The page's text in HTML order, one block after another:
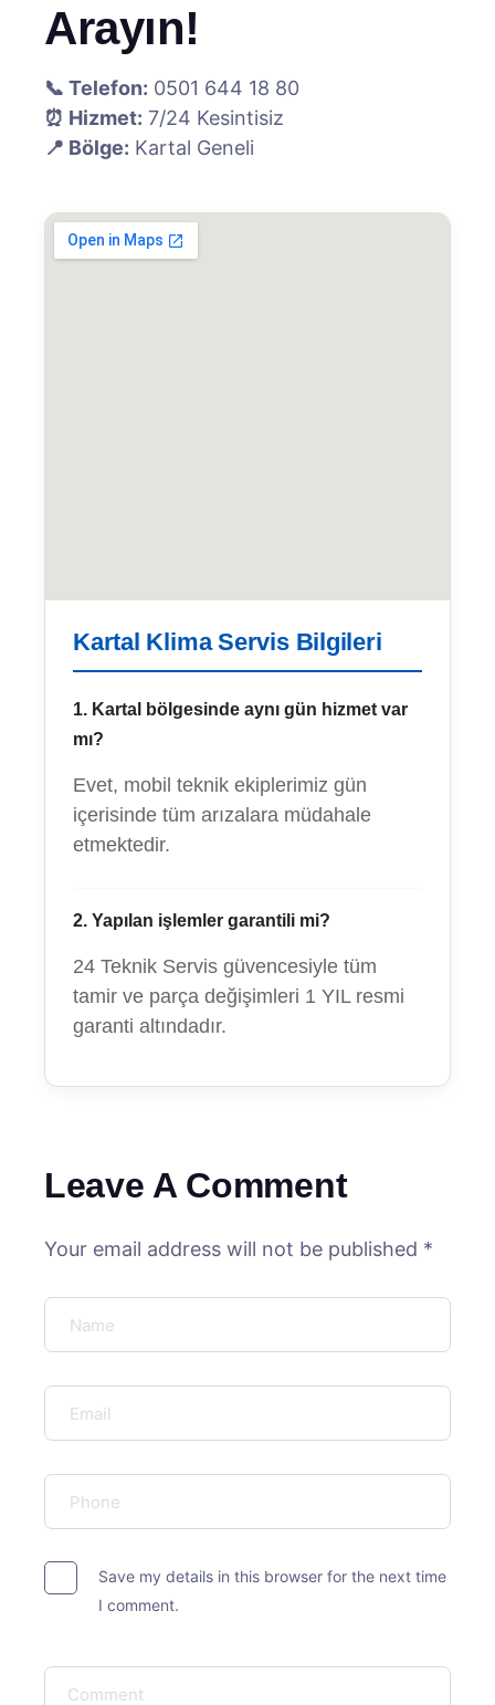
Arayın!
📞 Telefon: 0501 644 18 80
⏰ Hizmet: 7/24 Kesintisiz
📍 Bölge: Kartal Geneli
Kartal Klima Servis Bilgileri
1. Kartal bölgesinde aynı gün hizmet var
mı?
Evet, mobil teknik ekiplerimiz gün
içerisinde tüm arızalara müdahale
etmektedir.
2. Yapılan işlemler garantili mi?
24 Teknik Servis güvencesiyle tüm
tamir ve parça değişimleri 1 YIL resmi
garanti altındadır.
Leave A Comment
Your email address will not be published *
Save my details in this browser for the next time
I comment.